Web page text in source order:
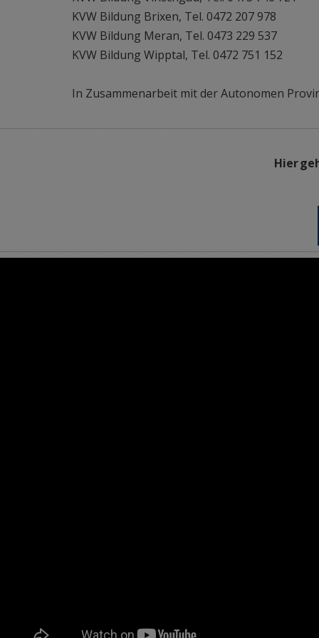
Schlanders: Donnerstags, 16-18 Uhr, KVW
Brixen: Dienstags, 17-19 Uhr, KVW Brixen,
Meran: Dienstags, 16-18 Uhr, KVW Meran,
KVW Bildung Brixen, Tel. 0472 207 978
KVW Bildung Meran, Tel. 0473 229 537
KVW Bildung Wipptal, Tel. 0472 751 152
In Zusammenarbeit mit der Autonomen
Hier